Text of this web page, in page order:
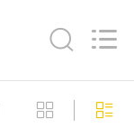
بيت
Materials
Rights